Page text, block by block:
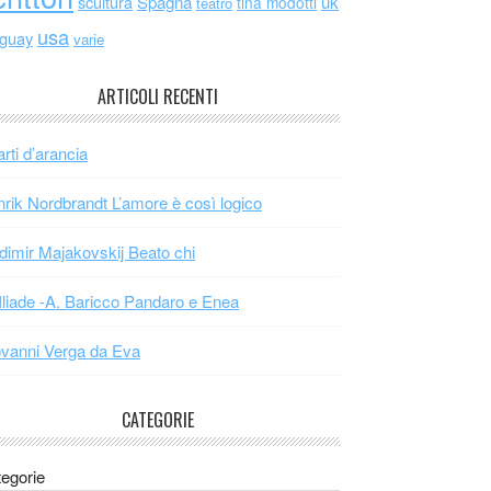
usa varie
ARTICOLI RECENTI
d’arancia
Nordbrandt L’amore è così logico
Majakovskij Beato chi
-A. Baricco Pandaro e Enea
Verga da Eva
CATEGORIE